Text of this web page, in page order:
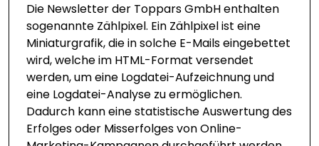
Die Newsletter der Toppars GmbH enthalten
sogenannte Zählpixel. Ein Zählpixel ist eine
Miniaturgrafik, die in solche E-Mails eingebettet
wird, welche im HTML-Format versendet
werden, um eine Logdatei-Aufzeichnung und
eine Logdatei-Analyse zu ermöglichen.
Dadurch kann eine statistische Auswertung des
Erfolges oder Misserfolges von Online-